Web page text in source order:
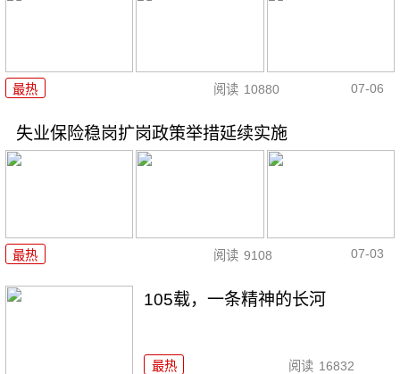
最热 阅读 10880 07-06
失业保险稳岗扩岗政策举措延续实施
最热 阅读 9108 07-03
105载，一条精神的长河
最热 阅读 16832